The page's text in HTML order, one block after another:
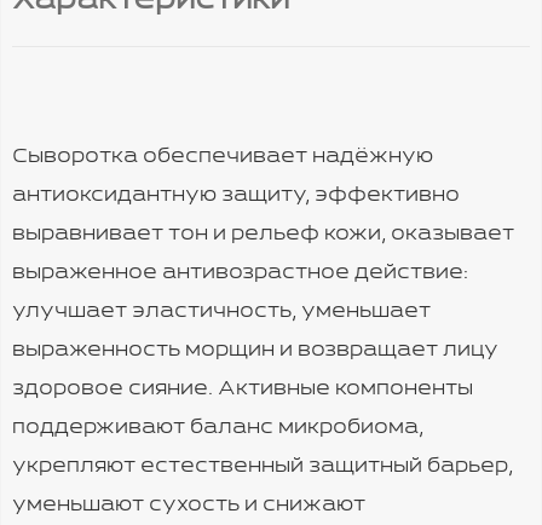
Сыворотка обеспечивает надёжную
антиоксидантную защиту, эффективно
выравнивает тон и рельеф кожи, оказывает
выраженное антивозрастное действие:
улучшает эластичность, уменьшает
выраженность морщин и возвращает лицу
здоровое сияние. Активные компоненты
поддерживают баланс микробиома,
укрепляют естественный защитный барьер,
уменьшают сухость и снижают